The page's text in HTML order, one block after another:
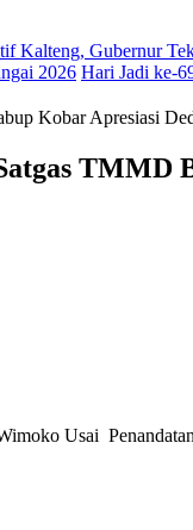
Kalteng, Gubernur
2026 Hari Jadi ke-
Kobar Apresiasi
TMMD
Usai